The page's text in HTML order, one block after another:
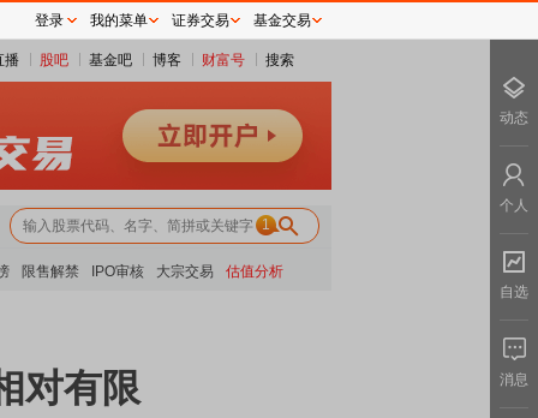
播 股吧 基金吧 博客 财富号 搜索
1
限售解禁 IPO审核 大宗交易 估值分析
对有限
登录 我的菜单 证券交易 基金交易
动态
个人
自选
消息